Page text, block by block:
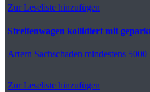
Zur Leseliste hinzufügen
Streifenwagen kollidiert mit
Artern Sachschaden mindestens
Zur Leseliste hinzufügen